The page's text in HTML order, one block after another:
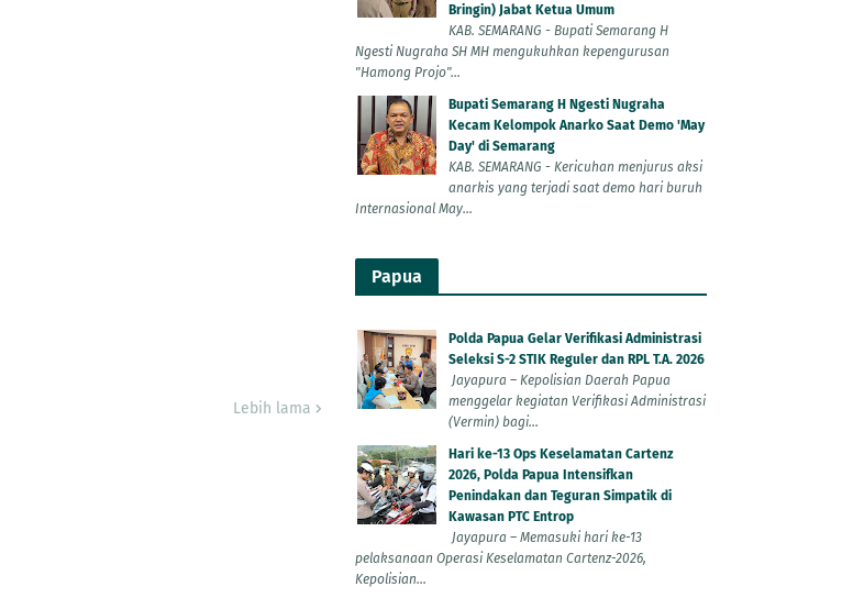
Lebih lama
Bringin) Jabat Ketua Umum
KAB. SEMARANG - Bupati Semarang H
Ngesti Nugraha SH MH mengukuhkan kepengurusan
"Hamong Projo"...
Bupati Semarang H Ngesti Nugraha
Kecam Kelompok Anarko Saat Demo 'May
Day' di Semarang
KAB. SEMARANG - Kericuhan menjurus aksi
anarkis yang terjadi saat demo hari buruh
Internasional May...
Papua
Polda Papua Gelar Verifikasi Administrasi
Seleksi S-2 STIK Reguler dan RPL T.A. 2026
Jayapura – Kepolisian Daerah Papua
menggelar kegiatan Verifikasi Administrasi
(Vermin) bagi...
Hari ke-13 Ops Keselamatan Cartenz
2026, Polda Papua Intensifkan
Penindakan dan Teguran Simpatik di
Kawasan PTC Entrop
Jayapura – Memasuki hari ke-13
pelaksanaan Operasi Keselamatan Cartenz-2026,
Kepolisian...